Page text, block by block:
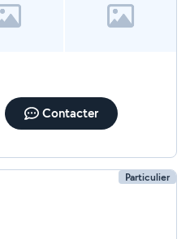
Contacter
Particulier